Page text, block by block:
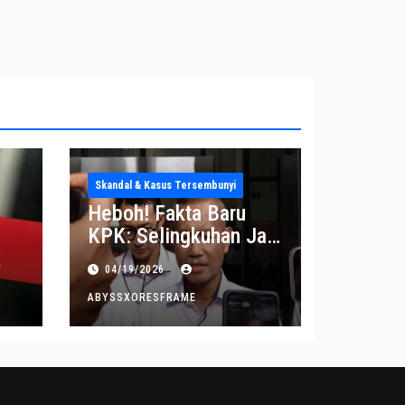
Skandal & Kasus Tersembunyi
Heboh! Fakta Baru
KPK: Selingkuhan Jadi
Tujuan Utama Uang
Korupsi
04/19/2026
ABYSSXORESFRAME